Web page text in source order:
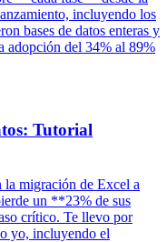
incluyendo los
bases de datos enteras y
del 34% al 89%
Tutorial
migración de Excel a
un **23% de sus
crítico. Te llevo por
yo, incluyendo el